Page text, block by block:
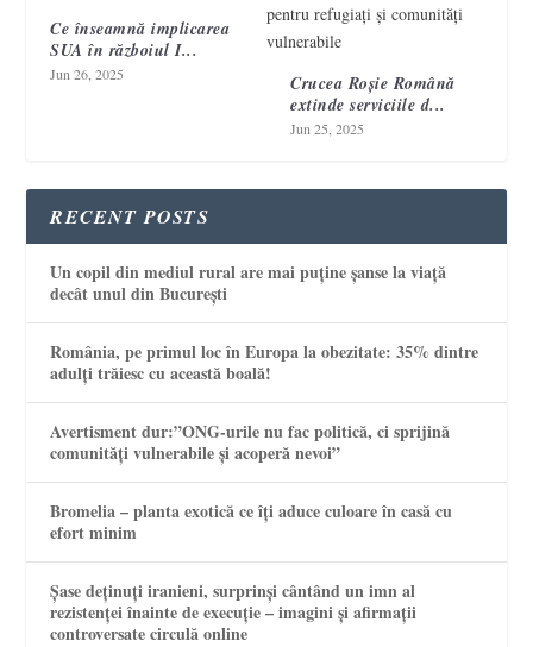
Ce înseamnă implicarea
SUA în războiul I...
Jun 26, 2025
Crucea Roșie Română
extinde serviciile d...
Jun 25, 2025
RECENT POSTS
Un copil din mediul rural are mai puține șanse la viață
decât unul din București
România, pe primul loc în Europa la obezitate: 35% dintre
adulți trăiesc cu această boală!
Avertisment dur:”ONG-urile nu fac politică, ci sprijină
comunități vulnerabile și acoperă nevoi”
Bromelia – planta exotică ce îți aduce culoare în casă cu
efort minim
Șase deținuți iranieni, surprinși cântând un imn al
rezistenței înainte de execuție – imagini și afirmații
controversate circulă online